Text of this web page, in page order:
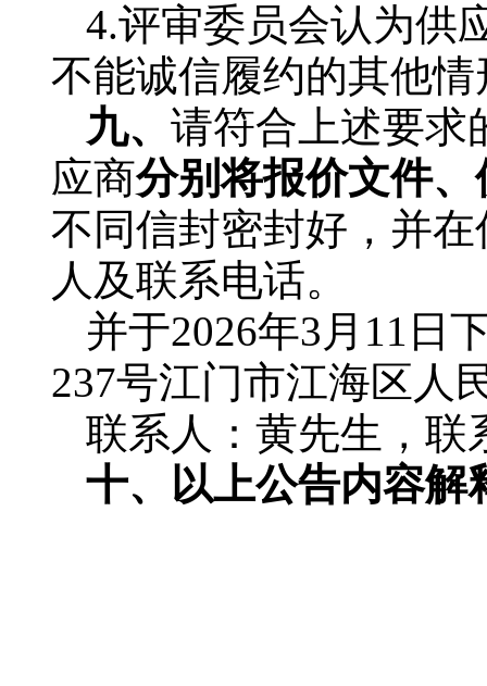
4.评审委员会认为供
不能诚信履约的其他
九、 请符合上述要求
应商分别将报价文件
不同信封密封好，并
人及联系电话。
并于2026年3月11日
237号江门市江海区人
联系人：黄先生，联
十、以上公告内容解